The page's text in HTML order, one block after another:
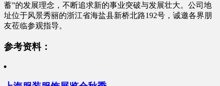
蓄”的发展理念，不断追求新的事业突破与发展壮大。公司地
址位于风景秀丽的浙江省海盐县新桥北路192号，诚邀各界朋
友莅临参观指导。
参考资料：